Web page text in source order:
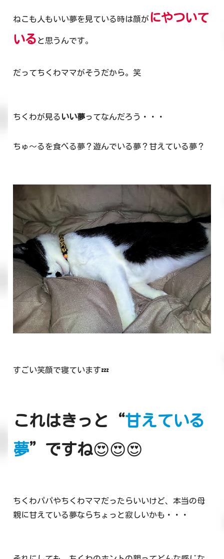
ねこも人もいい夢を見ている時は顔が にやついて
いる と思うんです。
だってちくわママがそうだから。笑
ちくわが見る いい夢ってなんだろう・・・
ちゅ～るを食べる夢？遊んでいる夢？甘えている夢？
すごい笑顔で寝ています💤
これはきっと“甘えている
夢”ですね😍😍😍
ちくわパパやちくわママだったらいいけど、本当の母
親に甘えている夢ならちょっと寂しいかも・・・